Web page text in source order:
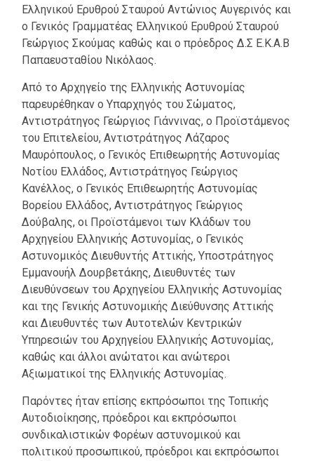
Ελληνικού Ερυθρού Σταυρού Αντώνιος Αυγερινός και
ο Γενικός Γραμματέας Ελληνικού Ερυθρού Σταυρού
Γεώργιος Σκούμας καθώς και ο πρόεδρος Δ.Σ Ε.Κ.Α.Β
Παπαευσταθίου Νικόλαος.
Από το Αρχηγείο της Ελληνικής Αστυνομίας
παρευρέθηκαν ο Υπαρχηγός του Σώματος,
Αντιστράτηγος Γεώργιος Γιάννινας, ο Προϊστάμενος
του Επιτελείου, Αντιστράτηγος Λάζαρος
Μαυρόπουλος, ο Γενικός Επιθεωρητής Αστυνομίας
Νοτίου Ελλάδος, Αντιστράτηγος Γεώργιος
Κανέλλος, ο Γενικός Επιθεωρητής Αστυνομίας
Βορείου Ελλάδος, Αντιστράτηγος Γεώργιος
Δούβαλης, οι Προϊστάμενοι των Κλάδων του
Αρχηγείου Ελληνικής Αστυνομίας, ο Γενικός
Αστυνομικός Διευθυντής Αττικής, Υποστράτηγος
Εμμανουήλ Δουρβετάκης, Διευθυντές των
Διευθύνσεων του Αρχηγείου Ελληνικής Αστυνομίας
και της Γενικής Αστυνομικής Διεύθυνσης Αττικής
και Διευθυντές των Αυτοτελών Κεντρικών
Υπηρεσιών του Αρχηγείου Ελληνικής Αστυνομίας,
καθώς και άλλοι ανώτατοι και ανώτεροι
Αξιωματικοί της Ελληνικής Αστυνομίας.
Παρόντες ήταν επίσης εκπρόσωποι της Τοπικής
Αυτοδιοίκησης, πρόεδροι και εκπρόσωποι
συνδικαλιστικών Φορέων αστυνομικού και
πολιτικού προσωπικού, πρόεδροι και εκπρόσωποι